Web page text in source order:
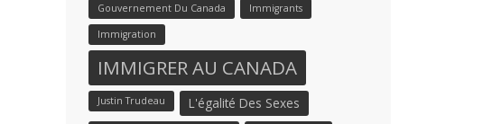
Gouvernement Du Canada Immigrants
Immigration
IMMIGRER AU CANADA
Justin Trudeau L'égalité Des Sexes